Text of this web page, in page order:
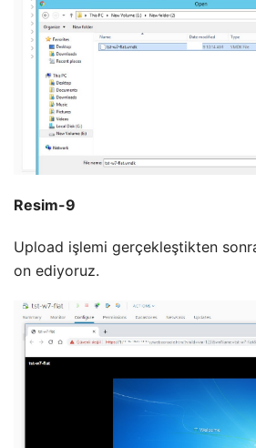
Resim-9
Upload işlemi gerçekleştikten
on ediyoruz.